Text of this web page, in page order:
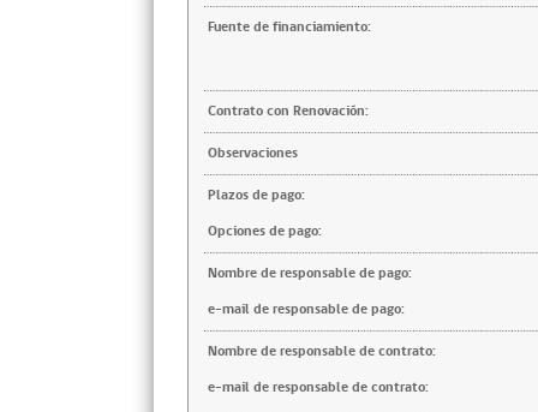
Fuente de financiamiento:
Contrato con Renovación:
Observaciones
Plazos de pago:
Opciones de pago:
Nombre de responsable de pago:
e-mail de responsable de pago:
Nombre de responsable de contrato:
e-mail de responsable de contrato: